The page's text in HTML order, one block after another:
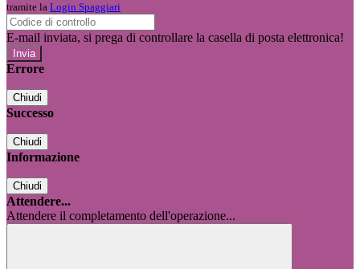
tramite la Login Spaggiari
E-mail inviata, si prega di controllare la casella di posta elettronica!
Errore
Chiudi
Successo
Chiudi
Informazione
Chiudi
Attendere...
Attendere il completamento dell'operazione...